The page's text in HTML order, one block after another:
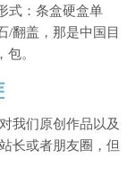
式：条盒硬盒单
/翻盖，那是中国目
。
我们原创作品以及
长或者朋友圈，但